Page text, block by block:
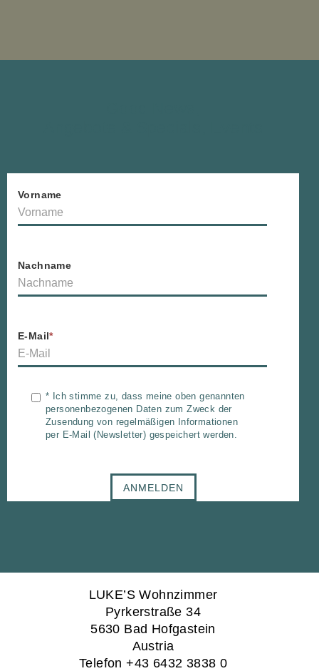
Vorname
Nachname
E-Mail*
* Ich stimme zu, dass meine oben genannten
personenbezogenen Daten zum Zweck der
Zusendung von regelmäßigen Informationen
per E-Mail (Newsletter) gespeichert werden.
ANMELDEN
LUKE’S Wohnzimmer
Pyrkerstraße 34
5630 Bad Hofgastein
Austria
Telefon +43 6432 3838 0